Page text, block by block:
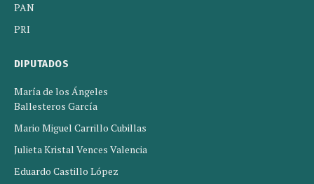
PAN
PRI
DIPUTADOS
María de los Ángeles
Ballesteros García
Mario Miguel Carrillo Cubillas
Julieta Kristal Vences Valencia
Eduardo Castillo López